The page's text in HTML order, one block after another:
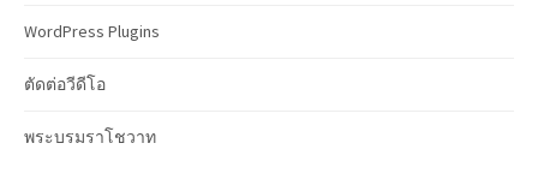
WordPress Plugins
ตัดต่อวีดีโอ
พระบรมราโชวาท